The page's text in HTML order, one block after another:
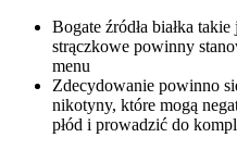
Bogate źródła białka
strączkowe powinny
menu
Zdecydowanie powinno
nikotyny, które mogą
płód i prowadzić do